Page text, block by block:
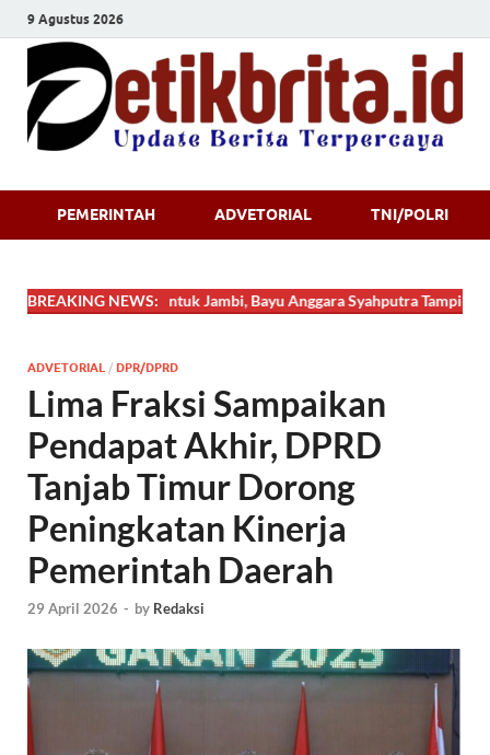
9 Agustus 2026
PEMERINTAH ADVETORIAL TNI/POLRI
BREAKING NEWS:
Jabung Timur untuk Jambi, Bayu Anggara Syahputra Tampil
ADVETORIAL / DPR/DPRD
Lima Fraksi Sampaikan
Pendapat Akhir, DPRD
Tanjab Timur Dorong
Peningkatan Kinerja
Pemerintah Daerah
29 April 2026 - by Redaksi